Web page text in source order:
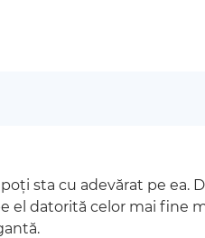
sta cu adevărat pe ea.
el datorită celor mai fine